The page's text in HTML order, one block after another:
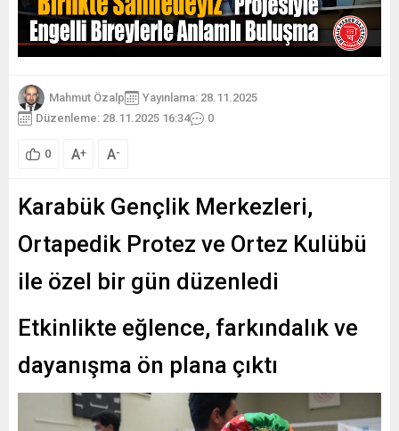
Mahmut Özalp
Yayınlama: 28.11.2025
Düzenleme: 28.11.2025 16:34
0
0 A+ A-
Karabük Gençlik Merkezleri,
Ortapedik Protez ve Ortez Kulübü
ile özel bir gün düzenledi
Etkinlikte eğlence, farkındalık ve
dayanışma ön plana çıktı